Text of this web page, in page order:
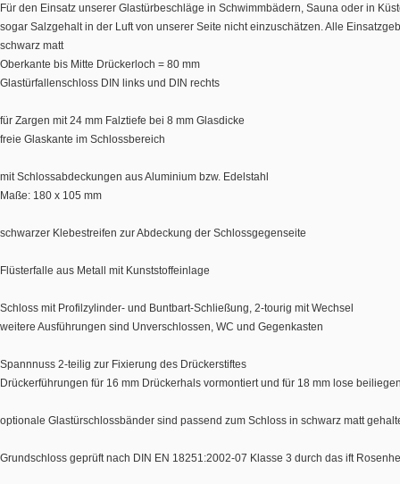
Für den Einsatz unserer Glastürbeschläge in Schwimmbädern, Sauna oder in
sogar Salzgehalt in der Luft von unserer Seite nicht einzuschätzen. Alle
schwarz matt
Oberkante bis Mitte Drückerloch = 80 mm
Glastürfallenschloss DIN links und DIN rechts
für Zargen mit 24 mm Falztiefe bei 8 mm Glasdicke
freie Glaskante im Schlossbereich
mit Schlossabdeckungen aus Aluminium bzw. Edelstahl
Maße: 180 x 105 mm
schwarzer Klebestreifen zur Abdeckung der Schlossgegenseite
Flüsterfalle aus Metall mit Kunststoffeinlage
Schloss mit Profilzylinder- und Buntbart-Schließung, 2-tourig mit Wechsel
weitere Ausführungen sind Unverschlossen, WC und Gegenkasten
Spannnuss 2-teilig zur Fixierung des Drückerstiftes
Drückerführungen für 16 mm Drückerhals vormontiert und für 18 mm lose
optionale Glastürschlossbänder sind passend zum Schloss in schwarz matt
Grundschloss geprüft nach DIN EN 18251:2002-07 Klasse 3 durch das ift